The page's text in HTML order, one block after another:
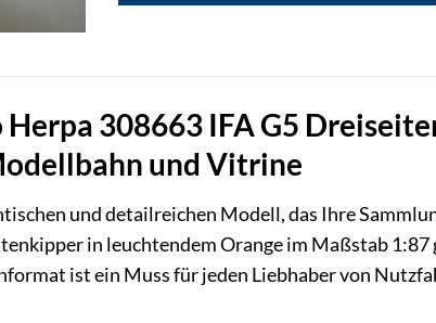
308663 IFA G5
und Vitrine
und detailreichen Modell, das Ihre
in leuchtendem Orange im Maßstab 1:87
ist ein Muss für jeden Liebhaber von